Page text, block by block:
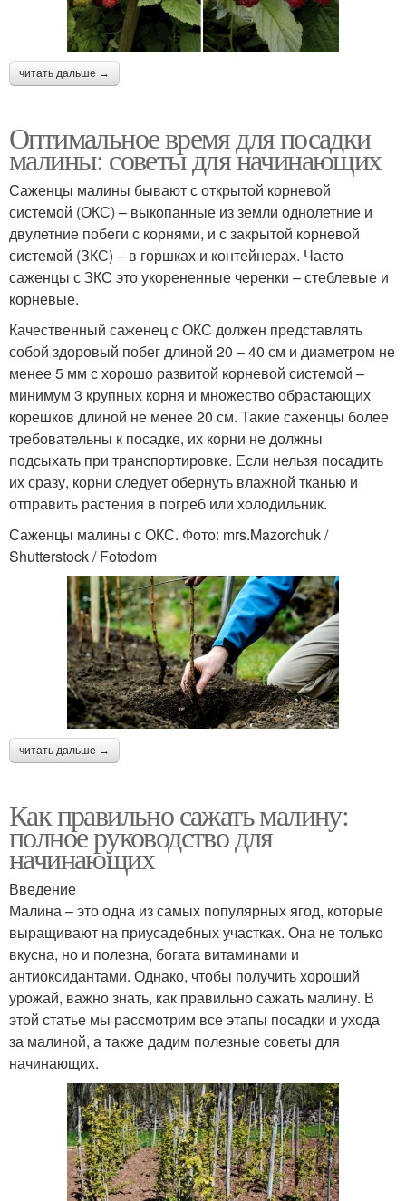
читать дальше →
Оптимальное время для посадки
малины: советы для начинающих
Саженцы малины бывают с открытой корневой
системой (ОКС) – выкопанные из земли однолетние и
двулетние побеги с корнями, и с закрытой корневой
системой (ЗКС) – в горшках и контейнерах. Часто
саженцы с ЗКС это укорененные черенки – стеблевые и
корневые.
Качественный саженец с ОКС должен представлять
собой здоровый побег длиной 20 – 40 см и диаметром не
менее 5 мм с хорошо развитой корневой системой –
минимум 3 крупных корня и множество обрастающих
корешков длиной не менее 20 см. Такие саженцы более
требовательны к посадке, их корни не должны
подсыхать при транспортировке. Если нельзя посадить
их сразу, корни следует обернуть влажной тканью и
отправить растения в погреб или холодильник.
Саженцы малины с ОКС. Фото: mrs.Mazorchuk /
Shutterstock / Fotodom
читать дальше →
Как правильно сажать малину:
полное руководство для
начинающих
Введение
Малина – это одна из самых популярных ягод, которые
выращивают на приусадебных участках. Она не только
вкусна, но и полезна, богата витаминами и
антиоксидантами. Однако, чтобы получить хороший
урожай, важно знать, как правильно сажать малину. В
этой статье мы рассмотрим все этапы посадки и ухода
за малиной, а также дадим полезные советы для
начинающих.